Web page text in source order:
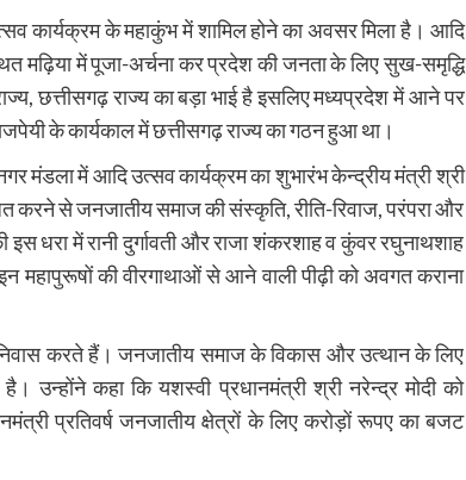
कार्यक्रम के महाकुंभ में शामिल होने का अवसर मिला है। आदि
मढ़िया में पूजा-अर्चना कर प्रदेश की जनता के लिए सुख-समृद्धि
छत्तीसगढ़ राज्य का बड़ा भाई है इसलिए मध्यप्रदेश में आने पर
के कार्यकाल में छत्तीसगढ़ राज्य का गठन हुआ था।
मंडला में आदि उत्सव कार्यक्रम का शुभारंभ केन्द्रीय मंत्री श्री
करने से जनजातीय समाज की संस्कृति, रीति-रिवाज, परंपरा और
धरा में रानी दुर्गावती और राजा शंकरशाह व कुंवर रघुनाथशाह
महापुरूषों की वीरगाथाओं से आने वाली पीढ़ी को अवगत कराना
करते हैं। जनजातीय समाज के विकास और उत्थान के लिए
उन्होंने कहा कि यशस्वी प्रधानमंत्री श्री नरेन्द्र मोदी को
प्रतिवर्ष जनजातीय क्षेत्रों के लिए करोड़ों रूपए का बजट